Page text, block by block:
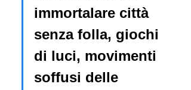
immortalare città
senza folla, giochi
di luci, movimenti
soffusi delle